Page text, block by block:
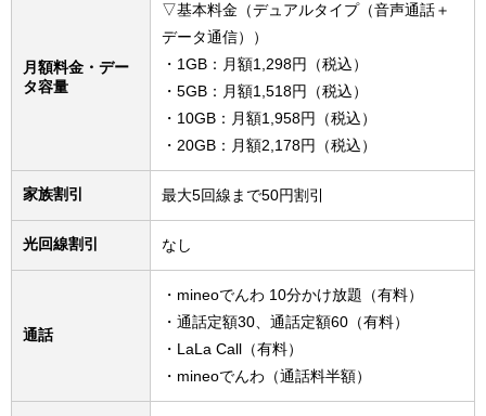
月額料金・デー
タ容量
▽基本料金（デュアルタイプ（音声通話＋
データ通信））
・1GB：月額1,298円（税込）
・5GB：月額1,518円（税込）
・10GB：月額1,958円（税込）
・20GB：月額2,178円（税込）
家族割引 最大5回線まで50円割引
光回線割引 なし
通話
・mineoでんわ 10分かけ放題（有料）
・通話定額30、通話定額60（有料）
・LaLa Call（有料）
・mineoでんわ（通話料半額）